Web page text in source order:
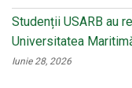
Studenții USARB au
Universitatea
Iunie 28, 2026